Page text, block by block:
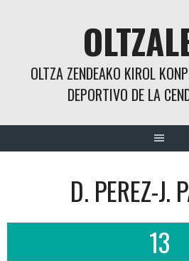
OLTZA ZENDEAKO KIROL
DEPORTIVO DE LA
D. PEREZ-J.
13